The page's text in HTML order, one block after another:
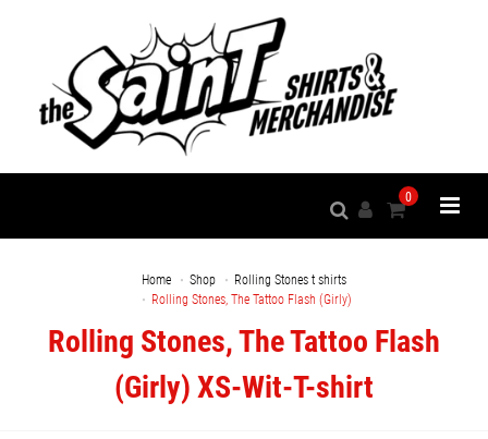
0
Home Shop
Rolling Stones t shirts
Rolling Stones, The Tattoo Flash (Girly)
Rolling Stones, The Tattoo Flash
(Girly) XS-Wit-T-shirt